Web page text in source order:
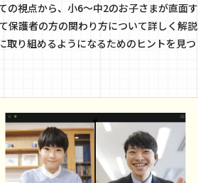
の視点から、小6〜中2のお子さまが直面す
保護者の方の関わり方について詳しく解説
取り組めるようになるためのヒントを見つ